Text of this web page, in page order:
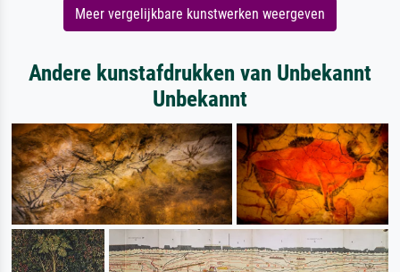
Meer vergelijkbare kunstwerken weergeven
Andere kunstafdrukken van Unbekannt
Unbekannt